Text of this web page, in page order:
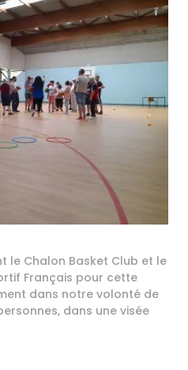
le Chalon Basket Club et le
Français pour cette
dans notre volonté de
dans une visée